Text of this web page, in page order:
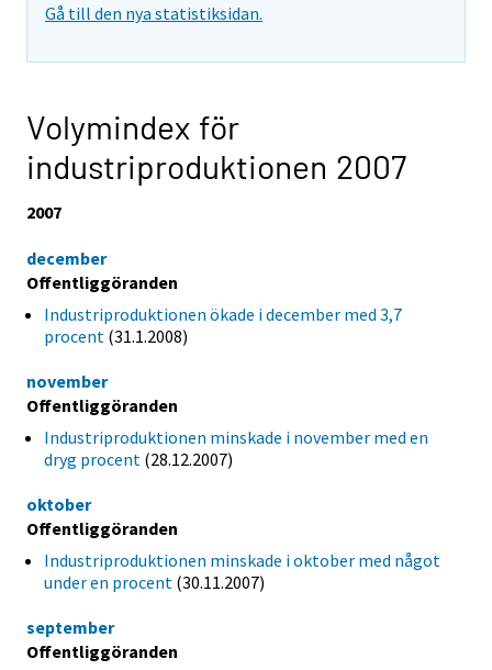
Gå till den nya statistiksidan.
Volymindex för
industriproduktionen 2007
2007
december
Offentliggöranden
Industriproduktionen ökade i december med 3,7
procent (31.1.2008)
november
Offentliggöranden
Industriproduktionen minskade i november med en
dryg procent (28.12.2007)
oktober
Offentliggöranden
Industriproduktionen minskade i oktober med något
under en procent (30.11.2007)
september
Offentliggöranden